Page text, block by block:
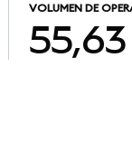
VOLUMEN DE